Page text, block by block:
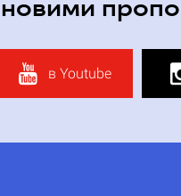
новими
в Youtube